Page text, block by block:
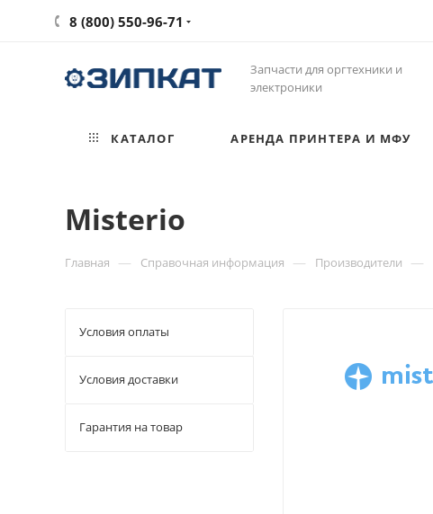
8 (800) 550-96-71
Запчасти для оргтехники и
электроники
КАТАЛОГ АРЕНДА ПРИНТЕРА И МФУ
Misterio
Главная — Справочная информация — Производители —
Условия оплаты
Условия доставки
Гарантия на товар